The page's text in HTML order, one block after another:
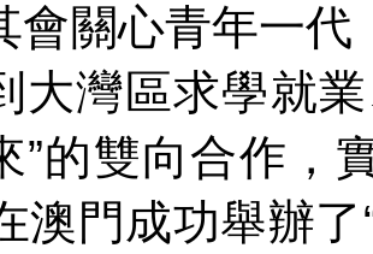
會關心青年一
大灣區求學就
”的雙向合作，
澳門成功舉辦